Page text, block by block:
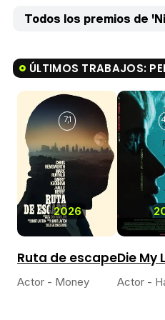
Todos los premios de
ÚLTIMOS TRABAJOS:
2026
7,1
Ruta de escape
Actor - Money
Die My
Actor -